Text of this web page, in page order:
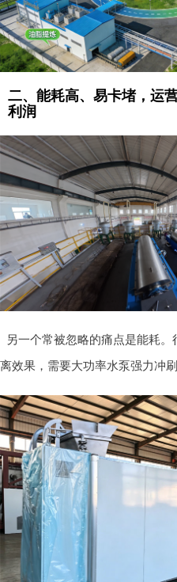
二、能耗高、易卡堵，运
利润
另一个常被忽略的痛点是能耗
离效果，需要大功率水泵强力冲